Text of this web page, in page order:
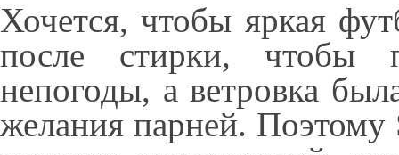
Хочется, чтобы яркая
после стирки, чтобы
непогоды, а ветровка
желания парней. Поэтому